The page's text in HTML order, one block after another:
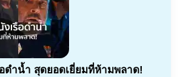
ดำน้ำ สุดยอดเยี่ยมที่ห้ามพลาด!